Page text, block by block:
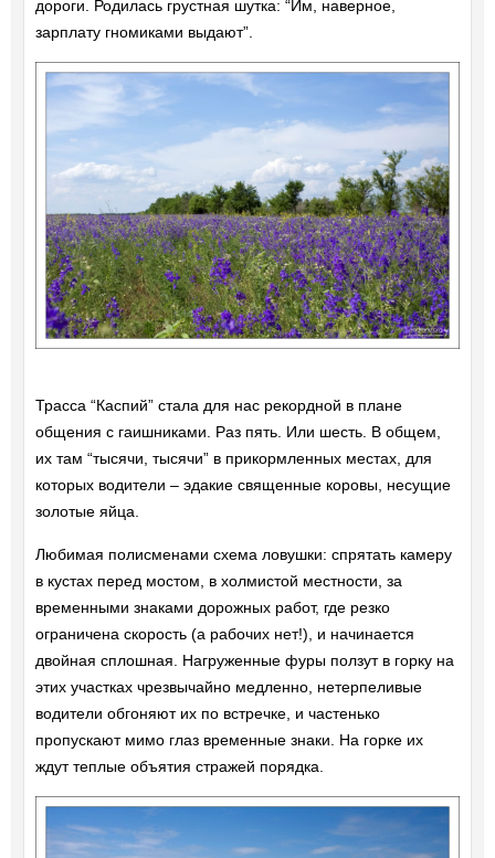
дороги. Родилась грустная шутка: “Им, наверное,
зарплату гномиками выдают”.
Трасса “Каспий” стала для нас рекордной в плане
общения с гаишниками. Раз пять. Или шесть. В общем,
их там “тысячи, тысячи” в прикормленных местах, для
которых водители – эдакие священные коровы, несущие
золотые яйца.
Любимая полисменами схема ловушки: спрятать камеру
в кустах перед мостом, в холмистой местности, за
временными знаками дорожных работ, где резко
ограничена скорость (а рабочих нет!), и начинается
двойная сплошная. Нагруженные фуры ползут в горку на
этих участках чрезвычайно медленно, нетерпеливые
водители обгоняют их по встречке, и частенько
пропускают мимо глаз временные знаки. На горке их
ждут теплые объятия стражей порядка.